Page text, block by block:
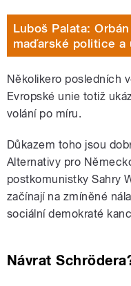
Luboš Palata:
maďarské politice
Několikero posledních
Evropské unie totiž
volání po míru.
Důkazem toho jsou
Alternativy pro
postkomunistky Sahry
začínají na zmíněné
sociální demokraté
Návrat